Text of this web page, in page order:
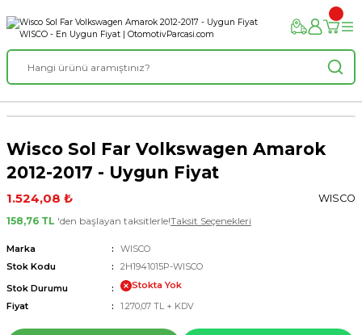
Wisco Sol Far Volkswagen Amarok
2012-2017 - Uygun Fiyat
1.524,08 ₺
WISCO
158,76 TL 'den başlayan taksitlerle!Taksit Seçenekleri
Marka
WISCO
Stok Kodu
2H1941015P-WISCO
Stok Durumu
Stokta Yok
Fiyat
1.270,07 TL + KDV